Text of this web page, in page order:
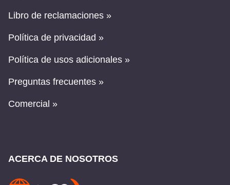
Libro de reclamaciones »
Política de privacidad »
Política de usos adicionales »
Preguntas frecuentes »
Comercial »
ACERCA DE NOSOTROS